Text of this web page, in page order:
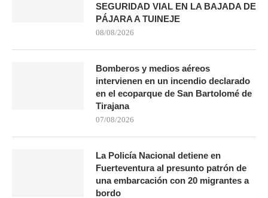
SEGURIDAD VIAL EN LA BAJADA DE
PÁJARA A TUINEJE
08/08/2026
Bomberos y medios aéreos
intervienen en un incendio declarado
en el ecoparque de San Bartolomé de
Tirajana
07/08/2026
La Policía Nacional detiene en
Fuerteventura al presunto patrón de
una embarcación con 20 migrantes a
bordo